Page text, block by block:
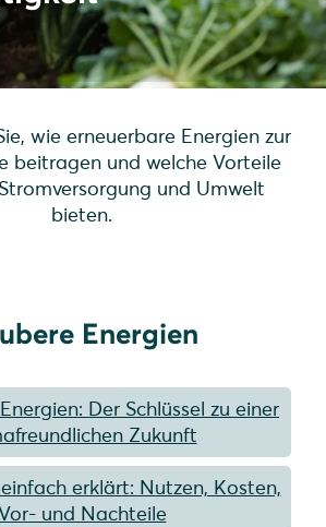
wie erneuerbare Energien zur
beitragen und welche Vorteile
und Umwelt
bieten.
Energien
Der Schlüssel zu einer
Zukunft
erklärt: Nutzen, Kosten,
und Nachteile